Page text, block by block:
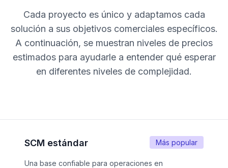
Cada proyecto es único y adaptamos cada
solución a sus objetivos comerciales específicos.
A continuación, se muestran niveles de precios
estimados para ayudarle a entender qué esperar
en diferentes niveles de complejidad.
Más popular
SCM estándar
Una base confiable para operaciones en